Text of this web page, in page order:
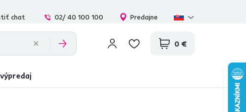
chat 02/ 40 100 100 Predajne
0 €